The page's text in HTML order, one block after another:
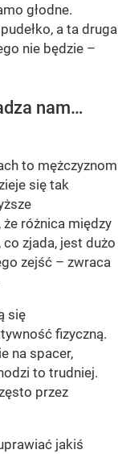
głodne.
a ta druga
nie będzie –
nam…
to mężczyznom
się tak
różnica między
zjada, jest dużo
zejść – zwraca
się
fizyczną.
na spacer,
to trudniej.
przez
jakiś